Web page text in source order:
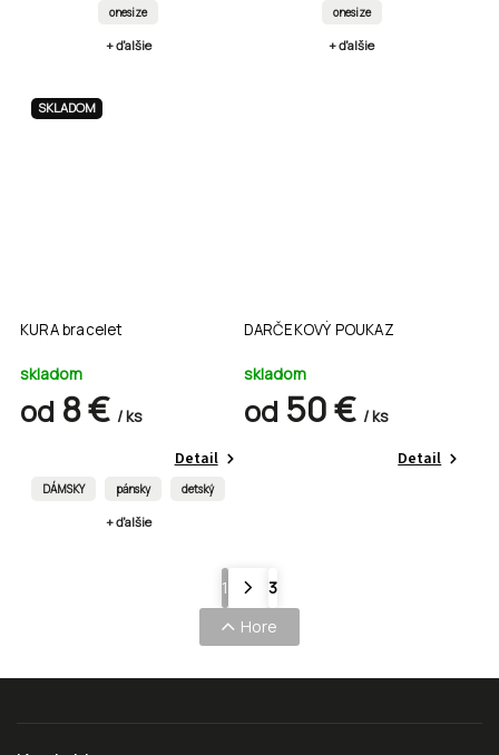
onesize
+ ďalšie
onesize
+ ďalšie
SKLADOM
KURA bracelet
skladom
od 8 € / ks
Detail
DÁMSKY pánsky detský
+ ďalšie
DARČEKOVÝ POUKAZ
skladom
od 50 € / ks
Detail
1
3
Hore